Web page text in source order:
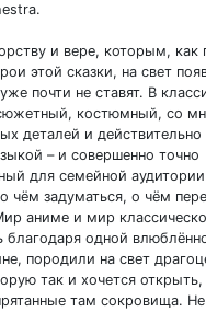
и вере, которым, как
этой сказки, на свет
почти не ставят. В
костюмный, со
деталей и
– и совершенно точно
для семейной
чём задуматься, о чём
аниме и мир
благодаря одной
породили на свет
так и хочется
там сокровища.